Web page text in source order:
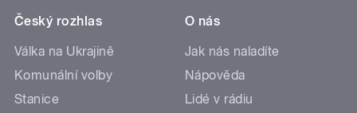
Český rozhlas
Válka na Ukrajině
Komunální volby
Stanice
O nás
Jak nás naladíte
Nápověda
Lidé v rádiu